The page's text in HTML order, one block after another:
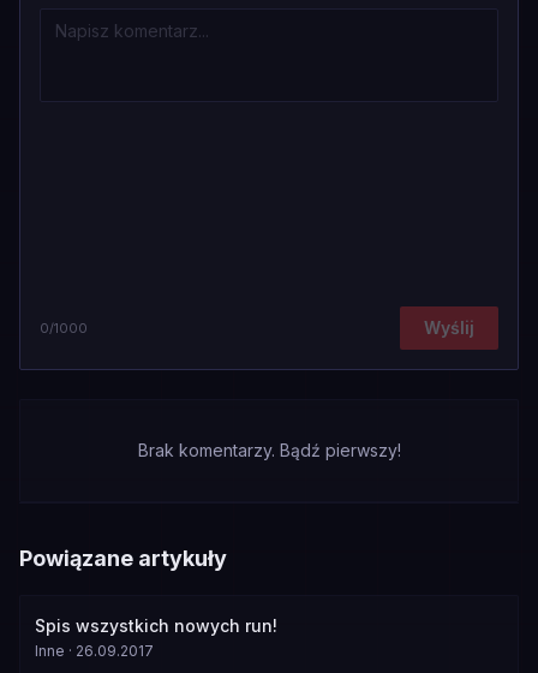
0/1000 Wyślij
Brak komentarzy. Bądź pierwszy!
Powiązane artykuły
Spis wszystkich nowych run!
Inne · 26.09.2017